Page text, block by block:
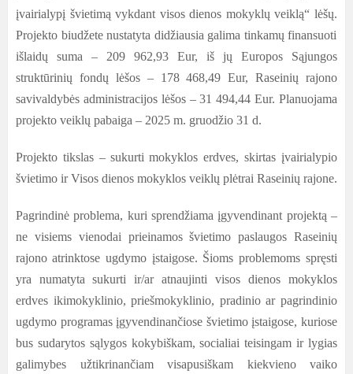
įvairialypį švietimą vykdant visos dienos mokyklų veiklą“ lėšų.
Projekto biudžete nustatyta didžiausia galima tinkamų finansuoti
išlaidų suma – 209 962,93 Eur, iš jų Europos Sąjungos
struktūrinių fondų lėšos – 178 468,49 Eur, Raseinių rajono
savivaldybės administracijos lėšos – 31 494,44 Eur. Planuojama
projekto veiklų pabaiga – 2025 m. gruodžio 31 d.
Projekto tikslas – sukurti mokyklos erdves, skirtas įvairialypio
švietimo ir Visos dienos mokyklos veiklų plėtrai Raseinių rajone.
Pagrindinė problema, kuri sprendžiama įgyvendinant projektą –
ne visiems vienodai prieinamos švietimo paslaugos Raseinių
rajono atrinktose ugdymo įstaigose. Šioms problemoms spręsti
yra numatyta sukurti ir/ar atnaujinti visos dienos mokyklos
erdves ikimokyklinio, priešmokyklinio, pradinio ar pagrindinio
ugdymo programas įgyvendinančiose švietimo įstaigose, kuriose
bus sudarytos sąlygos kokybiškam, socialiai teisingam ir lygias
galimybes užtikrinančiam visapusiškam kiekvieno vaiko